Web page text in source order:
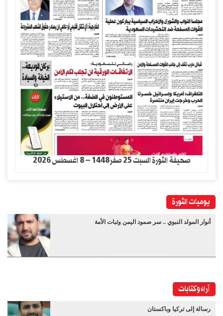
صحيفة الثورة السبت 25 صفر1448 – 8 اغسطس 2026
يوميات الثورة
أنوار المولد النبوي .. سر صمود اليمن وثبات الأمة
آراء وكتابات
رسالة إلى تركيا وباكستان